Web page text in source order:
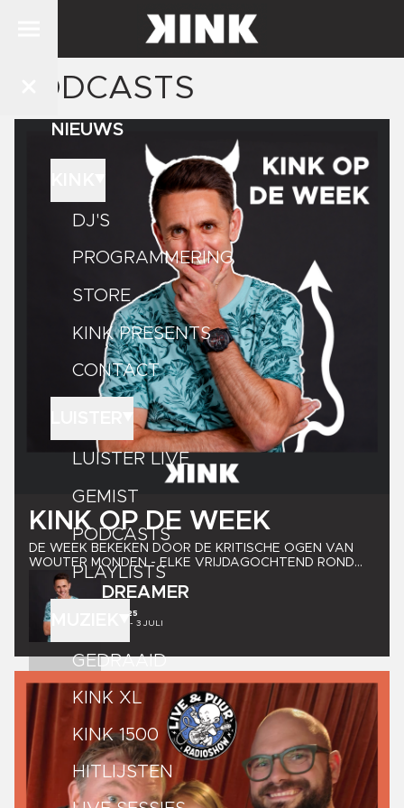
NIEUWS
DJ'S
PROGRAMMERING
STORE
KINK PRESENTS
CONTACT
LUISTER LIVE
GEMIST
PODCASTS
PLAYLISTS
GEDRAAID
KINK XL
KINK 1500
HITLIJSTEN
PODCASTS
KINK OP DE WEEK
DE WEEK BEKEKEN DOOR DE KRITISCHE OGEN VAN
WOUTER MONDEN - ELKE VRIJDAGOCHTEND ROND
TIEN OVER ACHT OP KINK EN DAARNA ALS PODCAST!
DREAMER
S06E25
MIN - 3 JULI